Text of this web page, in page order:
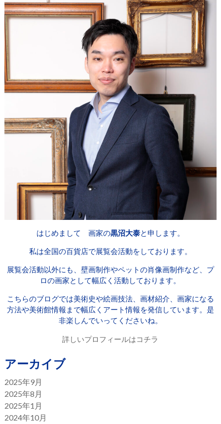
はじめまして 画家の黒沼大泰と申します。
私は全国の百貨店で展覧会活動をしております。
展覧会活動以外にも、壁画制作やペットの肖像画制作など、プ
ロの画家として幅広く活動しております。
こちらのブログでは美術史や絵画技法、画材紹介、画家になる
方法や美術館情報まで幅広くアート情報を発信しています。是
非楽しんでいってくださいね。
詳しいプロフィールはコチラ
アーカイブ
2025年9月
2025年8月
2025年1月
2024年10月